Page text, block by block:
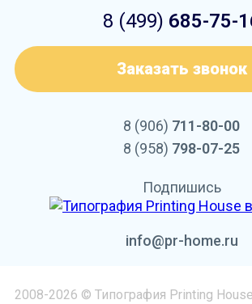
8 (499) 685-75-
Заказать звонок
8 (906) 711-80-00
8 (958) 798-07-25
Подпишись
info@pr-home.ru
2008-2026 © Типография Printing